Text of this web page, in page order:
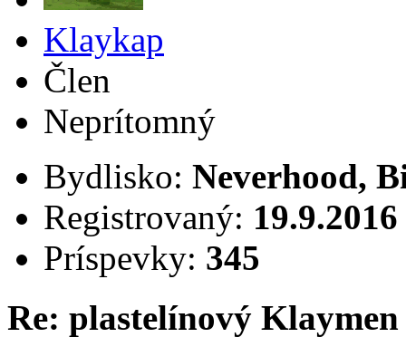
Klaykap
Člen
Neprítomný
Bydlisko: Neverhood,
Registrovaný: 19.9.2016
Príspevky: 345
Re: plastelínový Klaymen